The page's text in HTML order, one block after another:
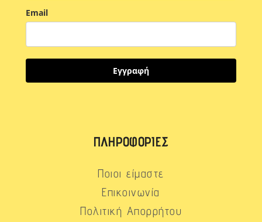
Email
Εγγραφή
ΠΛΗΡΟΦΟΡΊΕΣ
Ποιοι είμαστε
Επικοινωνία
Πολιτική Απορρήτου